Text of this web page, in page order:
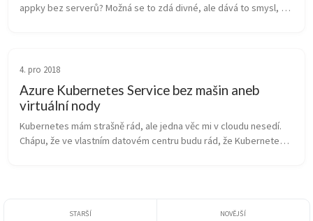
appky bez serverů? Možná se to zdá divné, ale dává to smysl,
4. pro 2018
Azure Kubernetes Service bez mašin aneb
virtuální nody
Kubernetes mám strašně rád, ale jedna věc mi v cloudu nesedí.
Chápu, že ve vlastním datovém centru budu rád, že Kubernetes